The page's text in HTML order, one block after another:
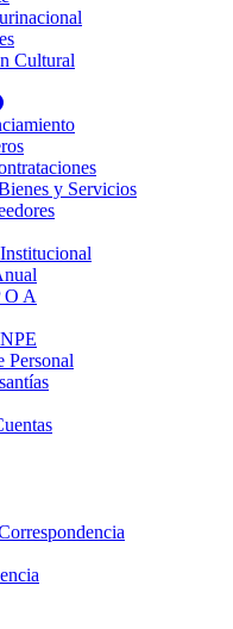
Cultural
y Servicios
O A
Personal